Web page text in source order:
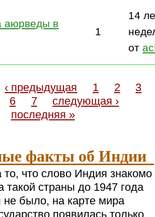
аюрведы в
1
14
от
‹ предыдущая 1 2
3
6 7
следующая ›
последняя »
факты об Индии
что слово Индия знакомо
такой страны до 1947 года
не было, на карте мира
появилась только